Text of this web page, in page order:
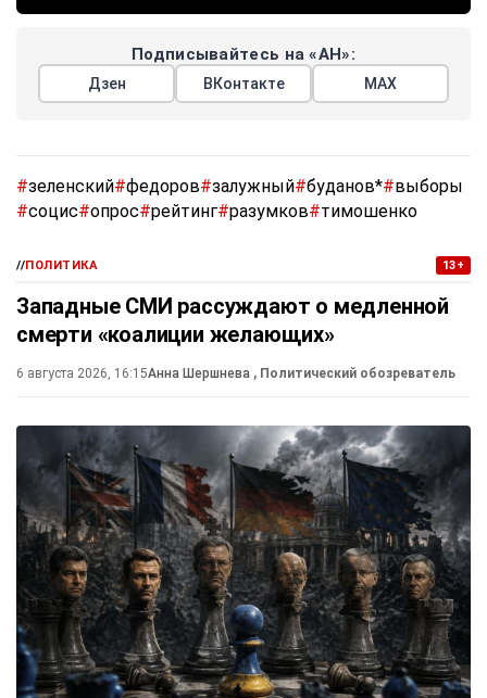
Подписывайтесь на «АН»:
Дзен ВКонтакте МАХ
#зеленский#федоров#залужный#буданов*#выборы
#социс#опрос#рейтинг#разумков#тимошенко
//ПОЛИТИКА 13+
Западные СМИ рассуждают о медленной
смерти «коалиции желающих»
6 августа 2026, 16:15Анна Шершнева , Политический обозреватель